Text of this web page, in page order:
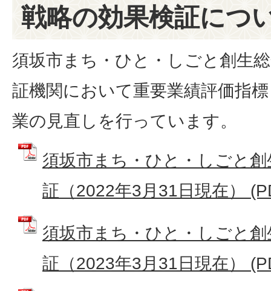
戦略の効果検証につ
須坂市まち・ひと・しごと創生
証機関において重要業績評価指
業の見直しを行っています。
須坂市まち・ひと・しごと
証（2022年3月31日現在）
須坂市まち・ひと・しごと
証（2023年3月31日現在）